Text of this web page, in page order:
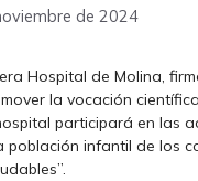
de 2024
Hospital de Molina,
la vocación
participará en las
población infantil de los